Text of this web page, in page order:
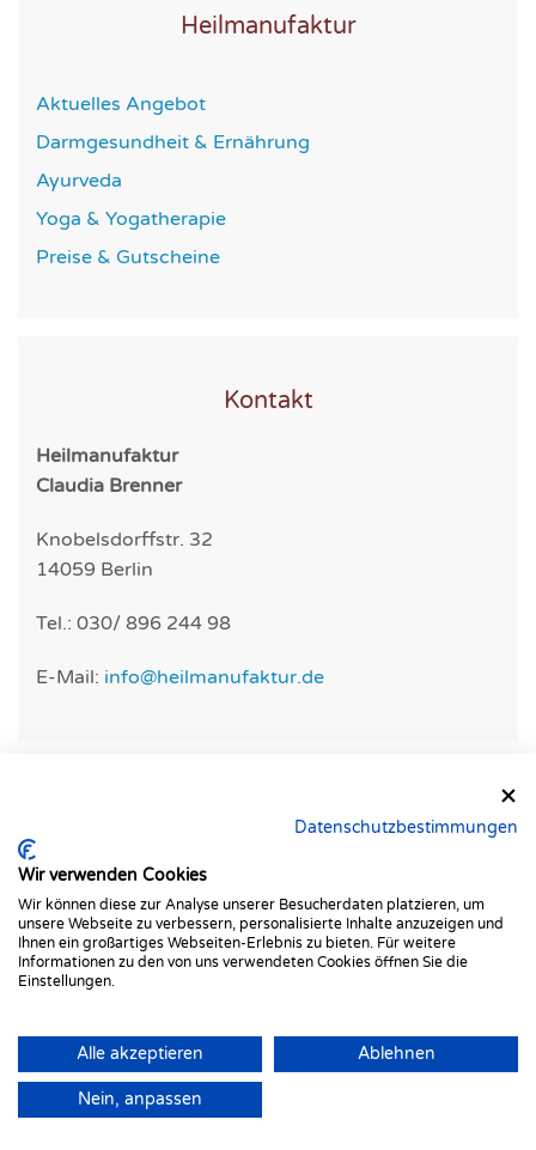
Heilmanufaktur
Aktuelles Angebot
Darmgesundheit & Ernährung
Ayurveda
Yoga & Yogatherapie
Preise & Gutscheine
Kontakt
Heilmanufaktur
Claudia Brenner
Knobelsdorffstr. 32
14059 Berlin
Tel.: 030/ 896 244 98
E-Mail: info@heilmanufaktur.de
Anfahrt
Eine genaue Anfahrtsbeschreibung bekommen Sie
mit ihrer Terminbestätigung.
Datenschutzbestimmungen
Wir verwenden Cookies
Wir können diese zur Analyse unserer Besucherdaten platzieren, um
unsere Webseite zu verbessern, personalisierte Inhalte anzuzeigen und
Ihnen ein großartiges Webseiten-Erlebnis zu bieten. Für weitere
Informationen zu den von uns verwendeten Cookies öffnen Sie die
Einstellungen.
Alle akzeptieren Ablehnen
Nein, anpassen